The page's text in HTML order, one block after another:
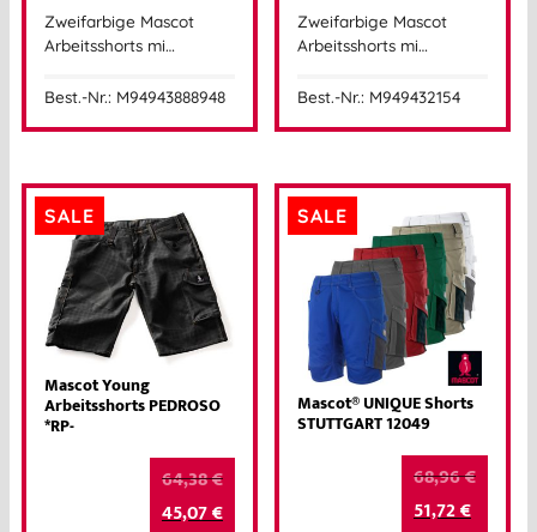
Zweifarbige Mascot
Arbeitsshorts mi…
Best.-Nr.: M94943888948
Zweifarbige Mascot
Arbeitsshorts mi…
Best.-Nr.: M949432154
SALE
Mascot Young
Arbeitsshorts PEDROSO
*RP-
64,38€
45,07€
SALE
Mascot® UNIQUE Shorts
STUTTGART 12049
68,96€
51,72€